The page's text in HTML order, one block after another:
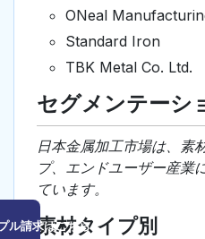
ル請求はこちら
ONeal
Standard Iron
TBK Metal Co. Ltd.
セグメンテーシ
日本金属加工市場は、素
プ、エンドユーザー産業
ています。
素材タイプ別